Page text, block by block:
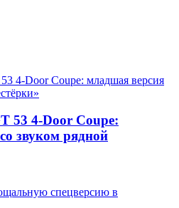
53 4-Door Coupe:
звуком рядной